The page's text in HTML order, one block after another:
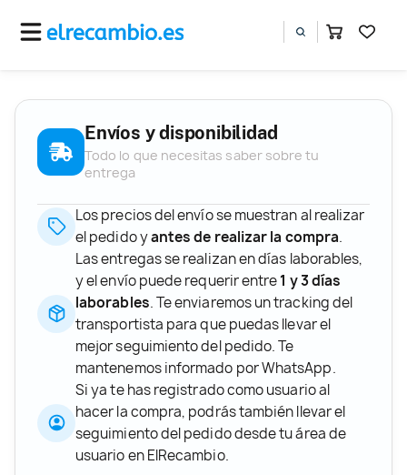
Envíos y disponibilidad
Todo lo que necesitas saber sobre tu
entrega
Los precios del envío se muestran al realizar
el pedido yantes de realizar la compra.
Las entregas se realizan en días laborables,
y el envío puede requerir entre1 y 3 días
laborables. Te enviaremos un tracking del
transportista para que puedas llevar el
mejor seguimiento del pedido. Te
mantenemos informado por WhatsApp.
Si ya te has registrado como usuario al
hacer la compra, podrás también llevar el
seguimiento del pedido desde tu área de
usuario en ElRecambio.